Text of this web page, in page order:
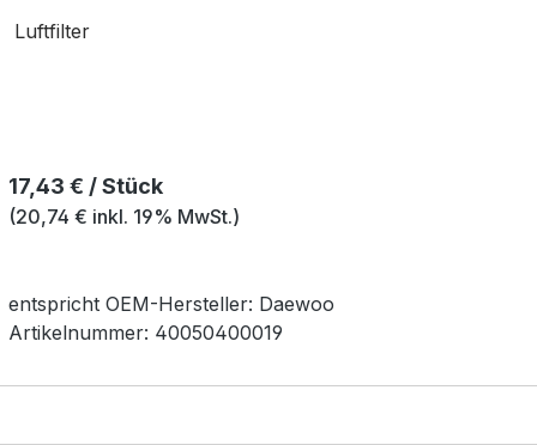
Luftfilter
Regulärer Preis:
17,43 € / Stück
(20,74 € inkl. 19% MwSt.)
entspricht OEM-Hersteller: Daewoo
Artikelnummer: 40050400019